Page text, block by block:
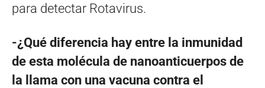
para detectar Rotavirus.
-¿Qué diferencia hay entre la inmunidad
de esta molécula de nanoanticuerpos de
la llama con una vacuna contra el